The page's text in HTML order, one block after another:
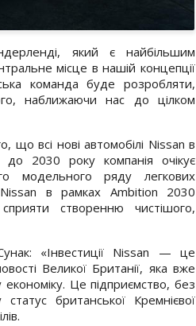
який є найбільшим
місце в нашій концепції
команда буде розробляти,
наближаючи нас до цілком
що всі нові автомобілі Nissan в
до 2030 року компанія очікує
модельного ряду легкових
в рамках Ambition 2030
створенню чистішого,
«Інвестиції Nissan — це
Великої Британії, яка вже
Це підприємство, без
британської Кремнієвої